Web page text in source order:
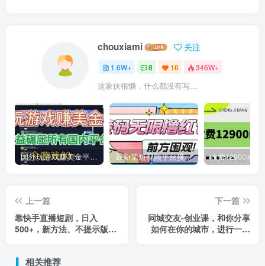
chouxiami 关注
1.6W+ 8 16 346W+
这家伙很懒，什么都没有写...
国外玩游戏赚美金平台，一个游戏60+，收益碾压国内所有平台 最新某短视频平台接码看广告，无限撸1.3元项目【软件+详细操作教程】
上一篇
靠快手直播短剧，日入
500+，新方法、不提示版权
下一篇
同城交友-创业课，和你分享
如何在你的城市，进行一场
相关推荐